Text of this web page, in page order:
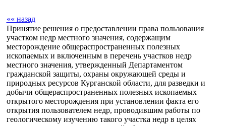
«« назад
Принятие решения о предоставлении права пользования
участком недр местного значения, содержащим
месторождение общераспространенных полезных
ископаемых и включенным в перечень участков недр
местного значения, утвержденный Департаментом
гражданской защиты, охраны окружающей среды и
природных ресурсов Курганской области, для разведки и
добычи общераспространенных полезных ископаемых
открытого месторождения при установлении факта его
открытия пользователем недр, проводившим работы по
геологическому изучению такого участка недр в целях